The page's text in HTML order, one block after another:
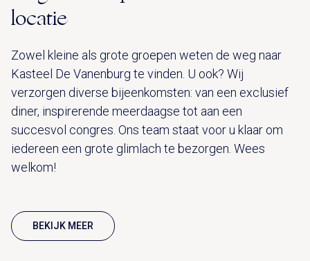
locatie
Zowel kleine als grote groepen weten de weg naar
Kasteel De Vanenburg te vinden. U ook? Wij
verzorgen diverse bijeenkomsten: van een exclusief
diner, inspirerende meerdaagse tot aan een
succesvol congres. Ons team staat voor u klaar om
iedereen een grote glimlach te bezorgen. Wees
welkom!
BEKIJK MEER